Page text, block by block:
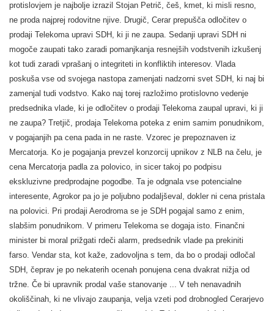
protislovjem je najbolje izrazil Stojan Petrič, češ, kmet, ki misli resno,
ne proda najprej rodovitne njive. Drugič, Cerar prepušča odločitev o
prodaji Telekoma upravi SDH, ki ji ne zaupa. Sedanji upravi SDH ni
mogoče zaupati tako zaradi pomanjkanja resnejših vodstvenih izkušenj
kot tudi zaradi vprašanj o integriteti in konfliktih interesov. Vlada
poskuša vse od svojega nastopa zamenjati nadzorni svet SDH, ki naj bi
zamenjal tudi vodstvo. Kako naj torej razložimo protislovno vedenje
predsednika vlade, ki je odločitev o prodaji Telekoma zaupal upravi, ki ji
ne zaupa? Tretjič, prodaja Telekoma poteka z enim samim ponudnikom,
v pogajanjih pa cena pada in ne raste. Vzorec je prepoznaven iz
Mercatorja. Ko je pogajanja prevzel konzorcij upnikov z NLB na čelu, je
cena Mercatorja padla za polovico, in sicer takoj po podpisu
ekskluzivne predprodajne pogodbe. Ta je odgnala vse potencialne
interesente, Agrokor pa jo je poljubno podaljševal, dokler ni cena pristala
na polovici. Pri prodaji Aerodroma se je SDH pogajal samo z enim,
slabšim ponudnikom. V primeru Telekoma se dogaja isto. Finančni
minister bi moral prižgati rdeči alarm, predsednik vlade pa prekiniti
farso. Vendar sta, kot kaže, zadovoljna s tem, da bo o prodaji odločal
SDH, čeprav je po nekaterih ocenah ponujena cena dvakrat nižja od
tržne. Če bi upravnik prodal vaše stanovanje ... V teh nenavadnih
okoliščinah, ki ne vlivajo zaupanja, velja vzeti pod drobnogled Cerarjevo